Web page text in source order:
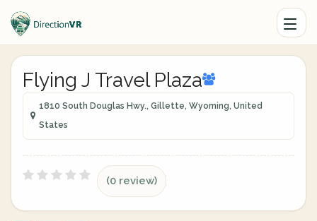
Flying J Travel Plaza
1810 South Douglas Hwy., Gillette, Wyoming, United
States
(0 review)